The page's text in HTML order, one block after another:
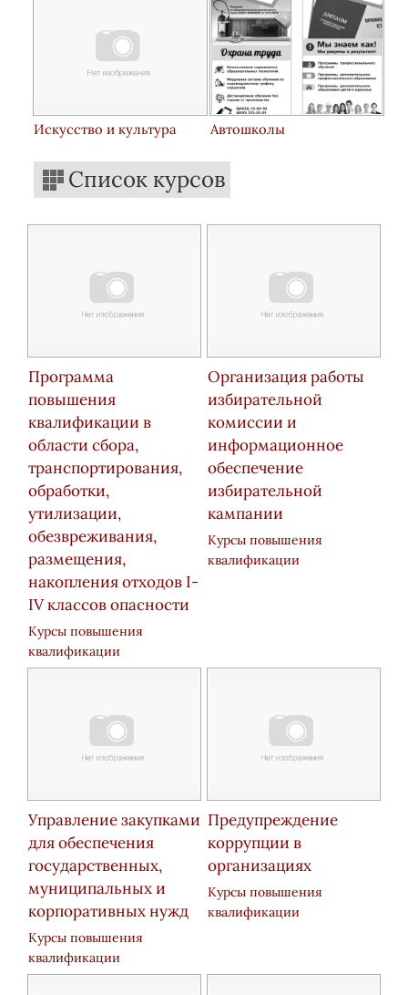
Искусство и культура Автошколы
Список курсов
Программа
повышения
квалификации в
области сбора,
транспортирования,
обработки,
утилизации,
обезвреживания,
размещения,
накопления отходов I-
IV классов опасности
Курсы повышения
квалификации
Организация работы
избирательной
комиссии и
информационное
обеспечение
избирательной
кампании
Курсы повышения
квалификации
Управление закупками
для обеспечения
государственных,
муниципальных и
корпоративных нужд
Курсы повышения
квалификации
Предупреждение
коррупции в
организациях
Курсы повышения
квалификации